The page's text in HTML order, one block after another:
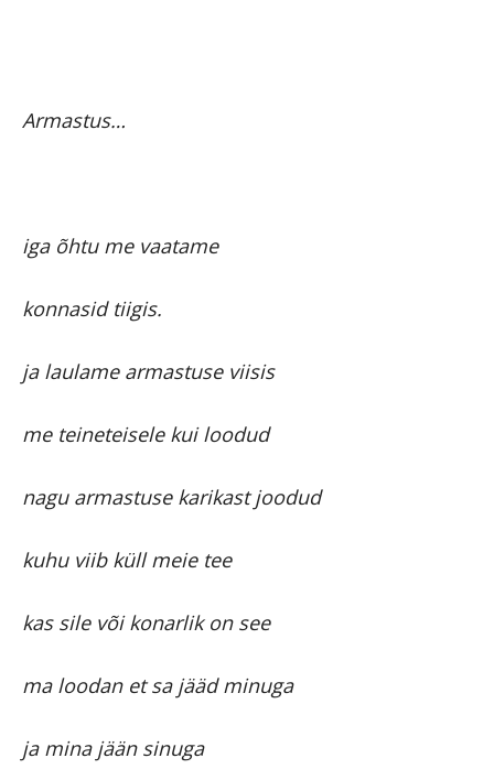
Armastus…
iga õhtu me vaatame
konnasid tiigis.
ja laulame armastuse viisis
me teineteisele kui loodud
nagu armastuse karikast joodud
kuhu viib küll meie tee
kas sile või konarlik on see
ma loodan et sa jääd minuga
ja mina jään sinuga